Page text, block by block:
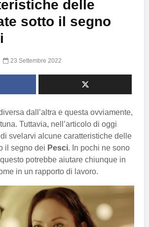
delle
sotto il segno
23 Settembre 2022
dall’altra e questa ovviamente,
Tuttavia, nell’articolo di oggi
svelarvi alcune caratteristiche delle
il segno dei Pesci. In pochi ne sono
potrebbe aiutare chiunque in
in un rapporto di lavoro.